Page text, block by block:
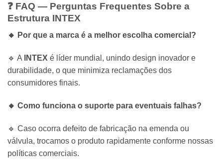
❓ FAQ — Perguntas Frequentes Sobre a
Estrutura INTEX
🔸 Por que a marca é a melhor escolha comercial?
🔹 A INTEX é líder mundial, unindo design inovador e
durabilidade, o que minimiza reclamações dos
consumidores finais.
🔸 Como funciona o suporte para eventuais falhas?
🔹 Caso ocorra defeito de fabricação na emenda ou
válvula, trocamos o produto rapidamente conforme nossas
políticas comerciais.